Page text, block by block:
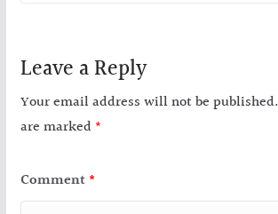
Leave a Reply
Your email address will not be published.
are marked *
Comment *